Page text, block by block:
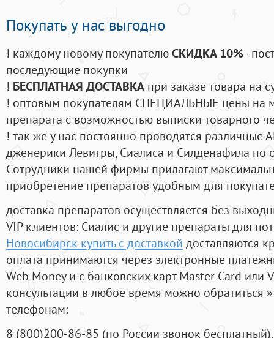
Покупать у нас выгодно
! каждому новому покупателюСКИДКА 10%-
последующие покупки
! БЕСПЛАТНАЯ ДОСТАВКА при заказе товара на
! оптовым покупателям СПЕЦИАЛЬНЫЕ цены на
препарата с возможностью выписки товарного
! так же у нас постоянно проводятся
дженерики Левитры, Сиалиса и Силденафила по
Cотрудники нашей фирмы прилагают
приобретение препаратов удобным для
доставка препаратов осуществляется без
VIP клиентов: Сиалис и другие препараты для
Новосибирск купить с доставкой доставляются
оплата принимаются через электронные
Web Money и с банковских карт Master Card или
консультации в любое время можно обратиться
телефонам:
8 (800)200-86-85 (по России звонок бесплатный),